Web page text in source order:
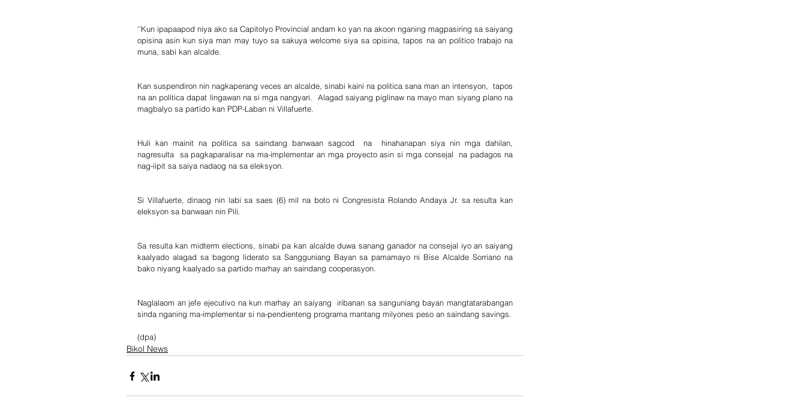
‘’Kun ipapaapod niya ako sa Capitolyo Provincial andam ko yan na akoon nganing magpasiring sa saiyang
opisina asin kun siya man may tuyo sa sakuya welcome siya sa opisina, tapos na an politico trabajo na
muna, sabi kan alcalde.
Kan suspendiron nin nagkaperang veces an alcalde, sinabi kaini na politica sana man an intensyon,  tapos
na an politica dapat lingawan na si mga nangyari.  Alagad saiyang piglinaw na mayo man siyang plano na
magbalyo sa partido kan PDP-Laban ni Villafuerte.
Huli kan mainit na politica sa saindang banwaan sagcod  na  hinahanapan siya nin mga dahilan,
nagresulta  sa pagkaparalisar na ma-implementar an mga proyecto asin si mga consejal  na padagos na
nag-iipit sa saiya nadaog na sa eleksyon.
Si Villafuerte, dinaog nin labi sa saes (6) mil na boto ni Congresista Rolando Andaya Jr. sa resulta kan
eleksyon sa banwaan nin Pili.
Sa resulta kan midterm elections, sinabi pa kan alcalde duwa sanang ganador na consejal iyo an saiyang
kaalyado alagad sa bagong liderato sa Sangguniang Bayan sa pamamayo ni Bise Alcalde Sorriano na
bako niyang kaalyado sa partido marhay an saindang cooperasyon.
Naglalaom an jefe ejecutivo na kun marhay an saiyang  iribanan sa sanguniang bayan mangtatarabangan
(dpa)
Bikol News